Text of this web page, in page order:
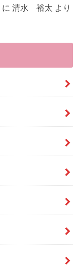
に清水 裕太 より